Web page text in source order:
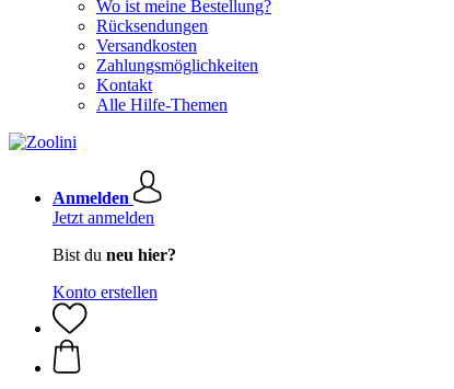
Wo ist meine Bestellung?
Rücksendungen
Versandkosten
Zahlungsmöglichkeiten
Kontakt
Alle Hilfe-Themen
Anmelden
Jetzt anmelden
Bist du neu hier?
Konto erstellen